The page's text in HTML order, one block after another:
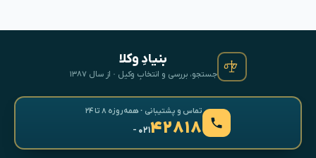
بنیادِ وکلا
جستجو، بررسی و انتخابِ وکیل · از سال ۱۳۸۷
تماس و پشتیبانی · همه‌روزه ۸ تا ۲۴
۴۲۸۱۸- ۰۲۱